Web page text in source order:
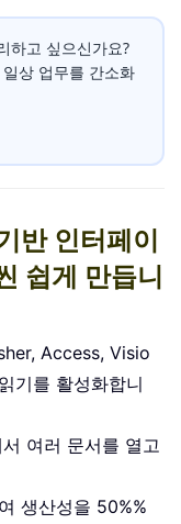
하고 싶으신가요?
상 업무를 간소화
반 인터페이
쉽게 만듭니
Access, Visio
기를 활성화합니
여러 문서를 열고
생산성을 50%%